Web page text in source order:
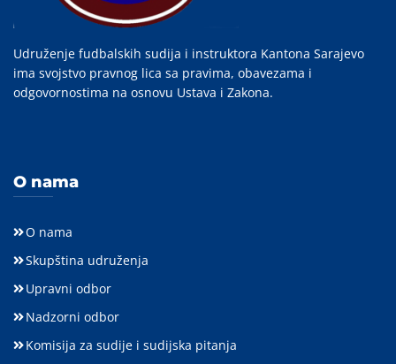
Udruženje fudbalskih sudija i instruktora Kantona Sarajevo
ima svojstvo pravnog lica sa pravima, obavezama i
odgovornostima na osnovu Ustava i Zakona.
O nama
O nama
Skupština udruženja
Upravni odbor
Nadzorni odbor
Komisija za sudije i sudijska pitanja